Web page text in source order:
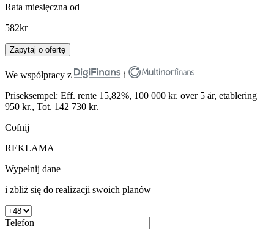
Rata miesięczna od
582kr
Zapytaj o ofertę
We współpracy z
i
Priseksempel: Eff. rente 15,82%, 100 000 kr. over 5 år, etablering
950 kr., Tot. 142 730 kr.
Cofnij
REKLAMA
Wypełnij dane
i zbliż się do realizacji swoich planów
Telefon